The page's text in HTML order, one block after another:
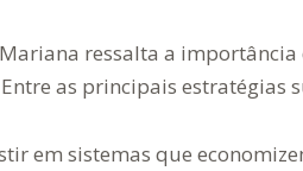
ressalta a
as principais estratégias
em sistemas que